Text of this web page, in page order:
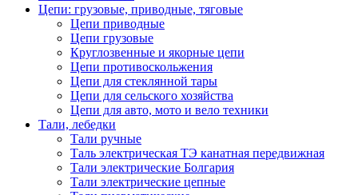
Цепи: грузовые, приводные, тяговые
Цепи приводные
Цепи грузовые
Круглозвенные и якорные цепи
Цепи противоскольжения
Цепи для стеклянной тары
Цепи для сельского хозяйства
Цепи для авто, мото и вело техники
Тали, лебедки
Тали ручные
Таль электрическая ТЭ канатная передвижная
Тали электрические Болгария
Тали электрические цепные